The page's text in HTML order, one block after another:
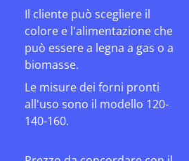
Il cliente può scegliere il
colore e l'alimentazione che
può essere a legna a gas o a
biomasse.
Le misure dei forni pronti
all'uso sono il modello 120-
140-160.